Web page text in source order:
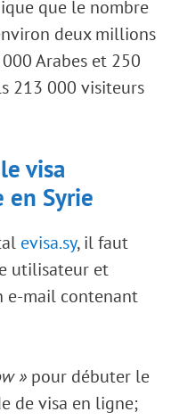
que le nombre
deux millions
Arabes et 250
213 000 visiteurs
visa
en Syrie
evisa.sy, il faut
utilisateur et
e-mail contenant
» pour débuter le
de visa en ligne;